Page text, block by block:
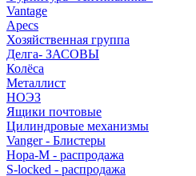
Vantage
Apecs
Хозяйственная группа
Делга- ЗАСОВЫ
Колёса
Металлист
НОЭЗ
Ящики почтовые
Цилиндровые механизмы
Vanger - Блистеры
Нора-М - распродажа
S-locked - распродажа